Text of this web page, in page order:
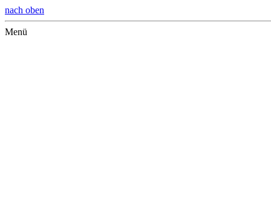
nach oben
Menü